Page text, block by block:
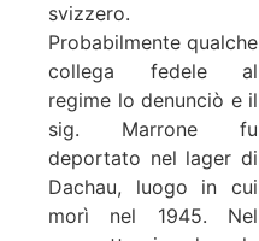
svizzero.
Probabilmente qualche
collega fedele al
regime lo denunciò e il
sig. Marrone fu
deportato nel lager di
Dachau, luogo in cui
morì nel 1945. Nel